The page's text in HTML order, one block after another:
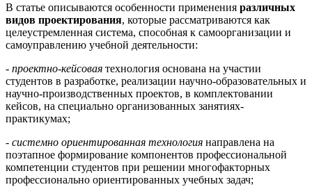
В статье описываются особенности применения различных
видов проектирования, которые рассматриваются как
целеустремленная система, способная к самоорганизации и
самоуправлению учебной деятельности:
- проектно-кейсовая технология основана на участии
студентов в разработке, реализации научно-образовательных и
научно-производственных проектов, в комплектовании
кейсов, на специально организованных занятиях-
практикумах;
- системно ориентированная технология направлена на
поэтапное формирование компонентов профессиональной
компетенции студентов при решении многофакторных
профессионально ориентированных учебных задач;